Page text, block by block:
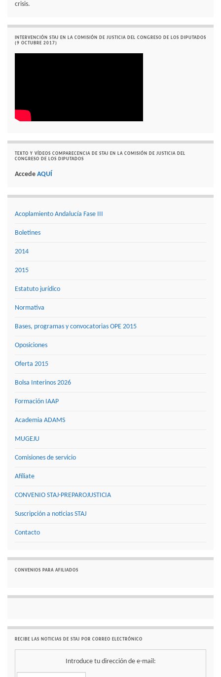
crisis.
INTERVENCIÓN STAJ EN LA COMISIÓN DE JUSTICIA DEL CONGRESO DE LOS DIPUTADOS
(9 OCTUBRE 2017)
TEXTO Y VÍDEOS COMPARECENCIA DE STAJ EN LA COMISIÓN DE JUSTICIA DEL
CONGRESO DE LOS DIPUTADOS
Accede AQUÍ
Acoplamiento Andalucía Fase III
Boletines
2014
2015
Estatuto jurídico
Normativa
Bases, programas y convocatorias OPE 2015
Oposiciones
Oferta 2015
Bolsa Interinos 2026
Formación IAAP
Academia ADAMS
MUGEJU
Comisiones de servicio
Afíliate
CONVENIO STAJ-PREPAROJUSTICIA
Suscripción a noticias STAJ
Contacto
CONVENIOS PARA AFILIADOS
RECIBE LAS NOTICIAS DE STAJ POR CORREO ELECTRÓNICO
Introduce tu dirección de e-mail: